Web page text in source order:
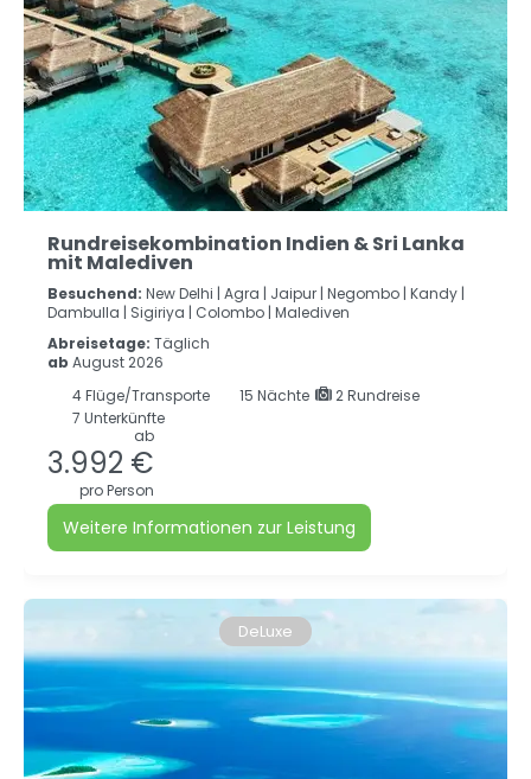
Rundreisekombination Indien & Sri Lanka
mit Malediven
Besuchend: New Delhi | Agra | Jaipur | Negombo | Kandy |
Dambulla | Sigiriya | Colombo | Malediven
Abreisetage: Täglich
ab August 2026
4Flüge/Transporte 15 Nächte
2 Rundreise
7 Unterkünfte
ab
3.992 €
pro Person
Weitere Informationen zur Leistung
DeLuxe